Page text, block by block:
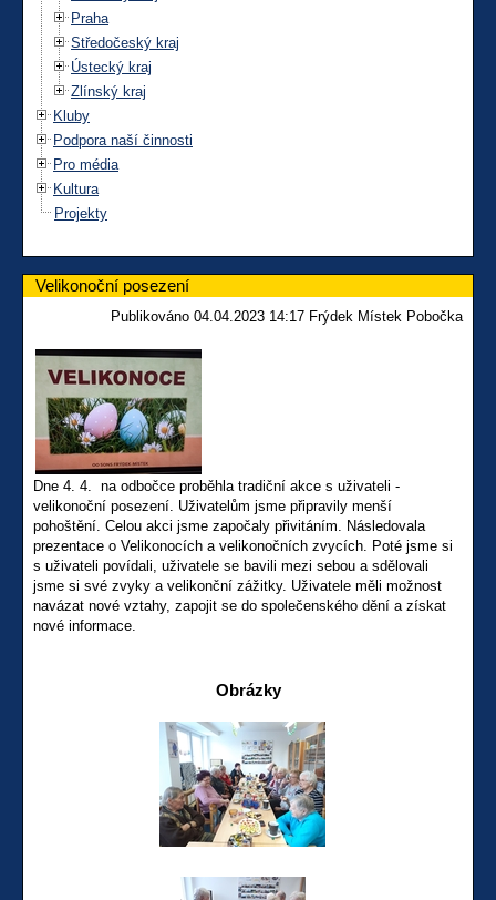
Praha
Středočeský kraj
Ústecký kraj
Zlínský kraj
Kluby
Podpora naší činnosti
Pro média
Kultura
Projekty
Velikonoční posezení
Publikováno 04.04.2023 14:17 Frýdek Místek Pobočka
Dne 4. 4. na odbočce proběhla tradiční akce s uživateli -
velikonoční posezení. Uživatelům jsme připravily menší
pohoštění. Celou akci jsme započaly přivitáním. Následovala
prezentace o Velikonocích a velikonočních zvycích. Poté jsme si
s uživateli povídali, uživatele se bavili mezi sebou a sdělovali
jsme si své zvyky a velikonční zážitky. Uživatele měli možnost
navázat nové vztahy, zapojit se do společenského dění a získat
nové informace.
Obrázky